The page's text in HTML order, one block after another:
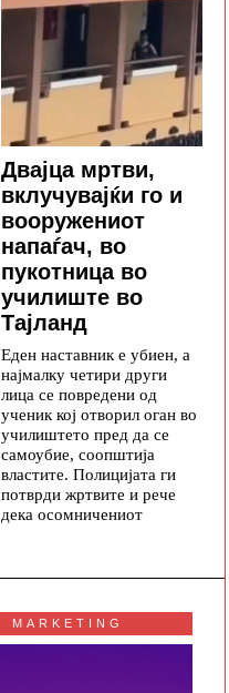
Двајца мртви,
вклучувајќи го и
вооружениот
напаѓач, во
пукотница во
училиште во
Тајланд
Еден наставник е убиен, а
најмалку четири други
лица се повредени од
ученик кој отворил оган во
училиштето пред да се
самоубие, соопштија
властите. Полицијата ги
потврди жртвите и рече
дека осомничениот
MARKETING